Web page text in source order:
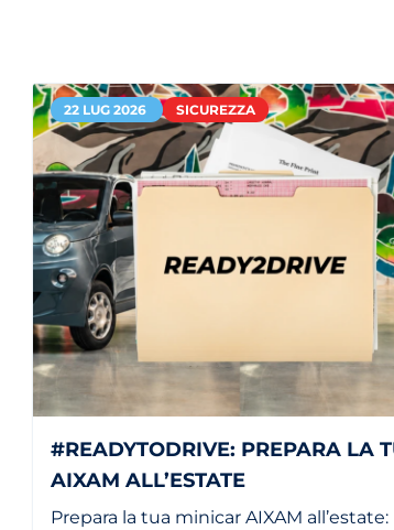
22 LUG 2026 SICUREZZA
#READYTODRIVE: PREPARA LA
AIXAM ALL’ESTATE
Prepara la tua minicar AIXAM all’estate: